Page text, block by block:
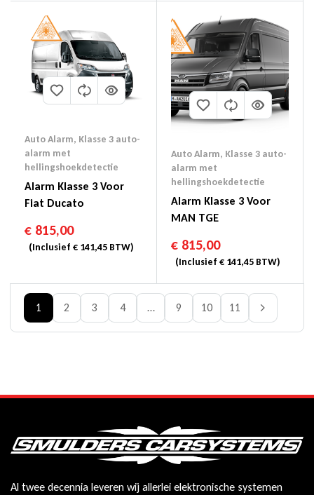
Auto Alarm, Klasse 3 auto-
alarm met
hellingshoekdetectie
Alarm Klasse 3 Voor
Fiat Ducato
€ 815,00
(Inclusief € 141,45 BTW)
Auto Alarm, Klasse 3 auto-
alarm met
hellingshoekdetectie
Alarm Klasse 3 Voor
MAN TGE
€ 815,00
(Inclusief € 141,45 BTW)
1 2 3 4 … 9 10 11
Al twee decennia leveren wij allerlei elektronische systemen